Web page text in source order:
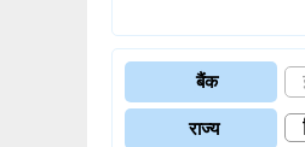
बैंक
राज्य